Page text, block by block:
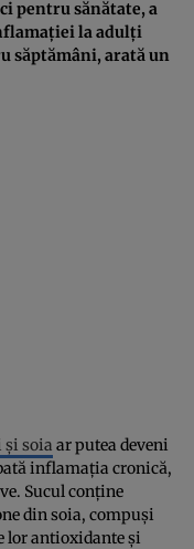
pentru sănătate, a
la adulți
săptămâni, arată un
și soia ar putea deveni
inflamația cronică,
Sucul conține
din soia, compuși
lor antioxidante și